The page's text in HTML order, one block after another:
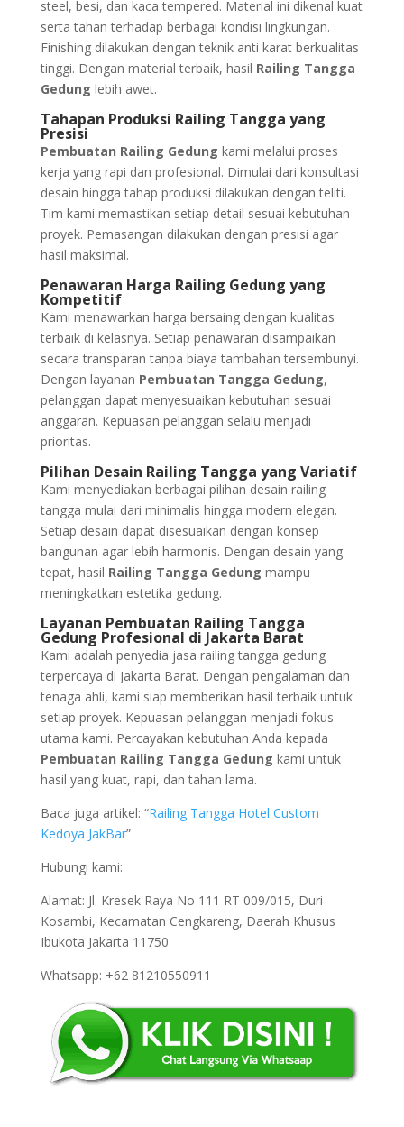
steel, besi, dan kaca tempered. Material ini dikenal kuat
serta tahan terhadap berbagai kondisi lingkungan.
Finishing dilakukan dengan teknik anti karat berkualitas
tinggi. Dengan material terbaik, hasil Railing Tangga
Gedung lebih awet.
Tahapan Produksi Railing Tangga yang
Presisi
Pembuatan Railing Gedung kami melalui proses
kerja yang rapi dan profesional. Dimulai dari konsultasi
desain hingga tahap produksi dilakukan dengan teliti.
Tim kami memastikan setiap detail sesuai kebutuhan
proyek. Pemasangan dilakukan dengan presisi agar
hasil maksimal.
Penawaran Harga Railing Gedung yang
Kompetitif
Kami menawarkan harga bersaing dengan kualitas
terbaik di kelasnya. Setiap penawaran disampaikan
secara transparan tanpa biaya tambahan tersembunyi.
Dengan layanan Pembuatan Tangga Gedung,
pelanggan dapat menyesuaikan kebutuhan sesuai
anggaran. Kepuasan pelanggan selalu menjadi
prioritas.
Pilihan Desain Railing Tangga yang Variatif
Kami menyediakan berbagai pilihan desain railing
tangga mulai dari minimalis hingga modern elegan.
Setiap desain dapat disesuaikan dengan konsep
bangunan agar lebih harmonis. Dengan desain yang
tepat, hasil Railing Tangga Gedung mampu
meningkatkan estetika gedung.
Layanan Pembuatan Railing Tangga
Gedung Profesional di Jakarta Barat
Kami adalah penyedia jasa railing tangga gedung
terpercaya di Jakarta Barat. Dengan pengalaman dan
tenaga ahli, kami siap memberikan hasil terbaik untuk
setiap proyek. Kepuasan pelanggan menjadi fokus
utama kami. Percayakan kebutuhan Anda kepada
Pembuatan Railing Tangga Gedung kami untuk
hasil yang kuat, rapi, dan tahan lama.
Baca juga artikel: “Railing Tangga Hotel Custom
Kedoya JakBar”
Hubungi kami:
Alamat: Jl. Kresek Raya No 111 RT 009/015, Duri
Kosambi, Kecamatan Cengkareng, Daerah Khusus
Ibukota Jakarta 11750
Whatsapp: +62 81210550911